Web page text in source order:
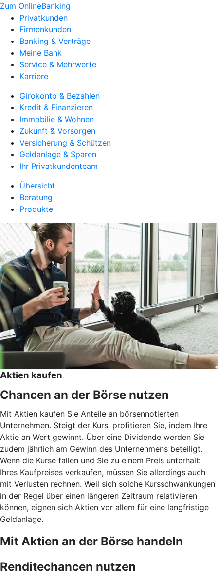
Zum OnlineBanking
Privatkunden
Firmenkunden
Banking & Verträge
Meine Bank
Service & Mehrwerte
Karriere
Girokonto & Bezahlen
Kredit & Finanzieren
Immobilie & Wohnen
Zukunft & Vorsorgen
Versicherung & Schützen
Geldanlage & Sparen
Ihr Privatkundenteam
Übersicht
Beratung
Produkte
Aktien kaufen
Chancen an der Börse nutzen
Mit Aktien kaufen Sie Anteile an börsennotierten
Unternehmen. Steigt der Kurs, profitieren Sie, indem Ihre
Aktie an Wert gewinnt. Über eine Dividende werden Sie
zudem jährlich am Gewinn des Unternehmens beteiligt.
Wenn die Kurse fallen und Sie zu einem Preis unterhalb
Ihres Kaufpreises verkaufen, müssen Sie allerdings auch
mit Verlusten rechnen. Weil sich solche Kursschwankungen
in der Regel über einen längeren Zeitraum relativieren
können, eignen sich Aktien vor allem für eine langfristige
Geldanlage.
Mit Aktien an der Börse handeln
Renditechancen nutzen